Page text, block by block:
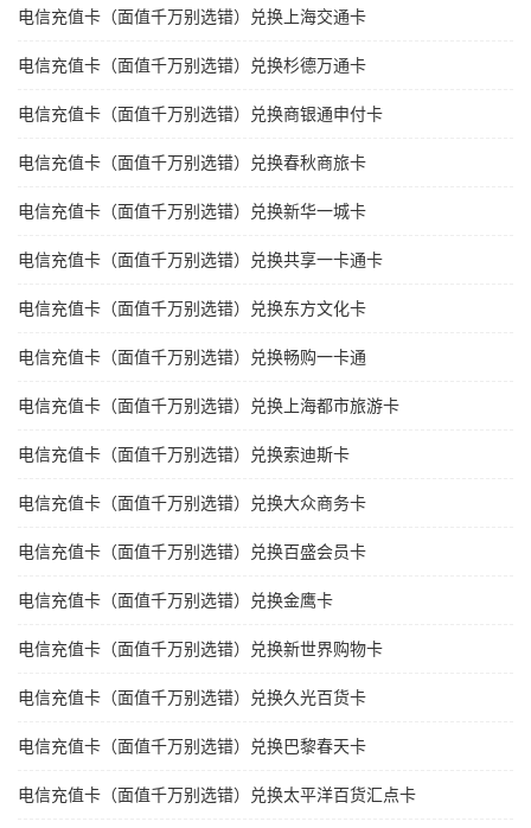
电信充值卡（面值千万别选错）兑换上海交通卡
电信充值卡（面值千万别选错）兑换杉德万通卡
电信充值卡（面值千万别选错）兑换商银通申付卡
电信充值卡（面值千万别选错）兑换春秋商旅卡
电信充值卡（面值千万别选错）兑换新华一城卡
电信充值卡（面值千万别选错）兑换共享一卡通卡
电信充值卡（面值千万别选错）兑换东方文化卡
电信充值卡（面值千万别选错）兑换畅购一卡通
电信充值卡（面值千万别选错）兑换上海都市旅游卡
电信充值卡（面值千万别选错）兑换索迪斯卡
电信充值卡（面值千万别选错）兑换大众商务卡
电信充值卡（面值千万别选错）兑换百盛会员卡
电信充值卡（面值千万别选错）兑换金鹰卡
电信充值卡（面值千万别选错）兑换新世界购物卡
电信充值卡（面值千万别选错）兑换久光百货卡
电信充值卡（面值千万别选错）兑换巴黎春天卡
电信充值卡（面值千万别选错）兑换太平洋百货汇点卡